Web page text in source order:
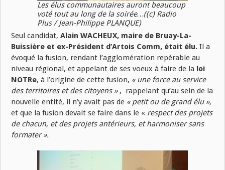
Les élus communautaires auront beaucoup
voté tout au long de la soirée…((c) Radio
Plus / Jean-Philippe PLANQUE)
Seul candidat,Alain WACHEUX, maire de Bruay-La-
Buissière et ex-Président d’Artois Comm, était élu. Il a
évoqué la fusion, rendant l’agglomération repérable au
niveau régional, et appelant de ses voeux à faire de la loi
NOTRe, à l’origine de cette fusion, « une force au service
des territoires et des citoyens », rappelant qu’au sein de la
nouvelle entité, il n’y avait pas de « petit ou de grand élu »,
et que la fusion devait se faire dans le « respect des projets
de chacun, et des projets antérieurs, et harmoniser sans
formater ».